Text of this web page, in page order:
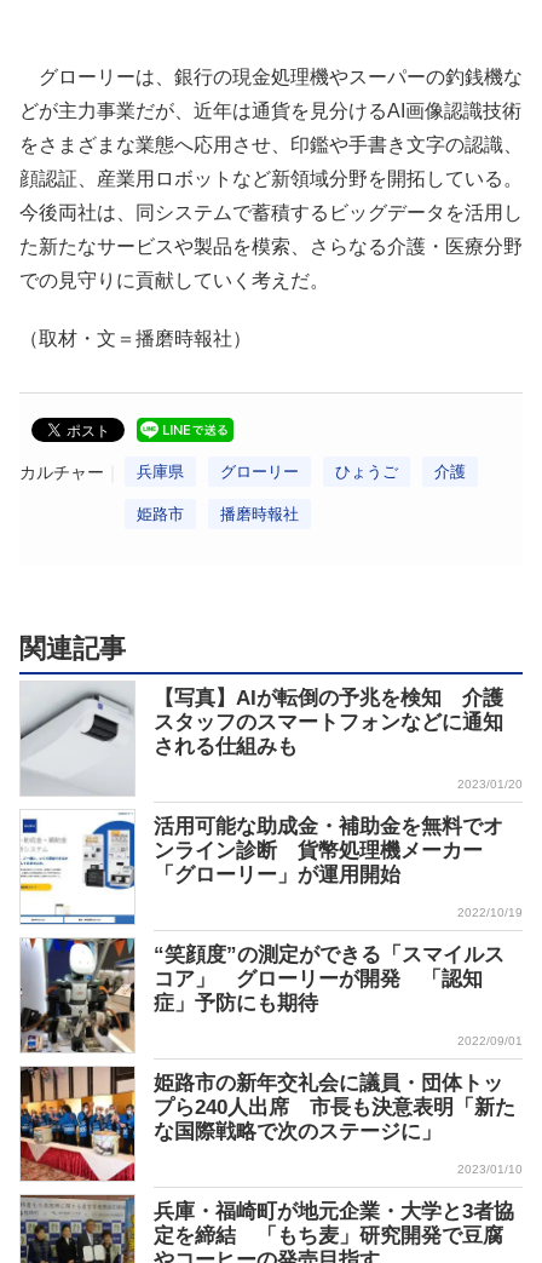
グローリーは、銀行の現金処理機やスーパーの釣銭機な
どが主力事業だが、近年は通貨を見分けるAI画像認識技術
をさまざまな業態へ応用させ、印鑑や手書き文字の認識、
顔認証、産業用ロボットなど新領域分野を開拓している。
今後両社は、同システムで蓄積するビッグデータを活用し
た新たなサービスや製品を模索、さらなる介護・医療分野
での見守りに貢献していく考えだ。
（取材・文＝播磨時報社）
カルチャー 兵庫県 グローリー ひょうご 介護
姫路市 播磨時報社
関連記事
【写真】AIが転倒の予兆を検知 介護
スタッフのスマートフォンなどに通知
される仕組みも
2023/01/20
活用可能な助成金・補助金を無料でオ
ンライン診断 貨幣処理機メーカー
「グローリー」が運用開始
2022/10/19
“笑顔度”の測定ができる「スマイルス
コア」 グローリーが開発 「認知
症」予防にも期待
2022/09/01
姫路市の新年交礼会に議員・団体トッ
プら240人出席 市長も決意表明「新た
な国際戦略で次のステージに」
2023/01/10
兵庫・福崎町が地元企業・大学と3者協
定を締結 「もち麦」研究開発で豆腐